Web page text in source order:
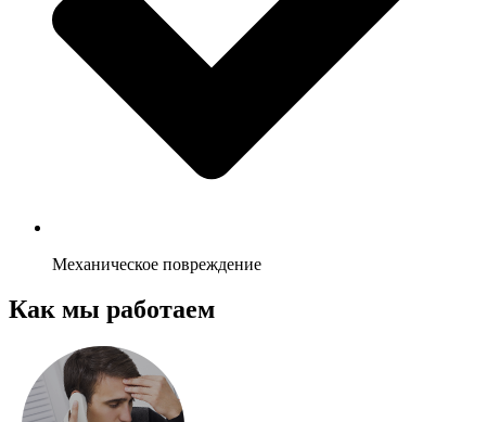
Механическое повреждение
Как мы работаем